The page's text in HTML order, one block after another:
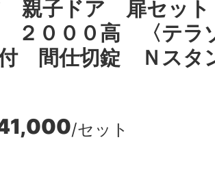
親子ドア 扉セッ
２０００高 〈テラ
間仕切錠 Ｎスタ
/セット